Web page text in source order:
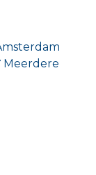
Meerdere